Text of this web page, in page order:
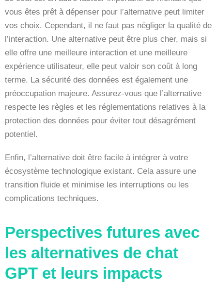
vous êtes prêt à dépenser pour l’alternative peut limiter
vos choix. Cependant, il ne faut pas négliger la qualité de
l’interaction. Une alternative peut être plus cher, mais si
elle offre une meilleure interaction et une meilleure
expérience utilisateur, elle peut valoir son coût à long
terme. La sécurité des données est également une
préoccupation majeure. Assurez-vous que l’alternative
respecte les règles et les réglementations relatives à la
protection des données pour éviter tout désagrément
potentiel.
Enfin, l’alternative doit être facile à intégrer à votre
écosystème technologique existant. Cela assure une
transition fluide et minimise les interruptions ou les
complications techniques.
Perspectives futures avec
les alternatives de chat
GPT et leurs impacts